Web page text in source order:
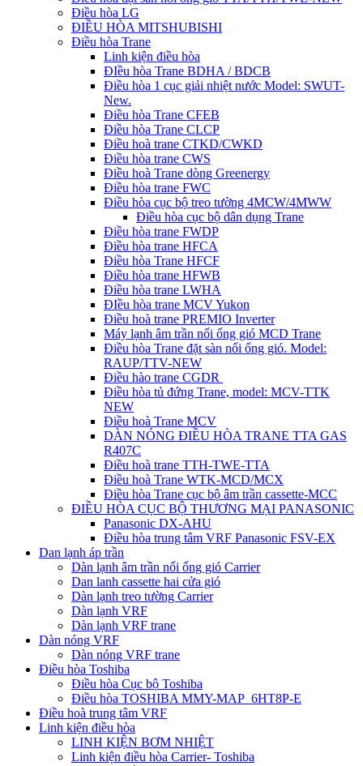
Điều hòa LG
ĐIỀU HÒA MITSHUBISHI
Điều hòa Trane
Linh kiện điều hòa
ĐIều hòa Trane BDHA / BDCB
Điều hòa 1 cục giải nhiệt nước Model: SWUT-
New.
Điều hòa Trane CFEB
Điều hòa Trane CLCP
Điều hoà trane CTKD/CWKD
Điều hòa trane CWS
Điều hoà Trane dòng Greenergy
Điều hòa trane FWC
Điều hòa cục bộ treo tường 4MCW/4MWW
Điều hòa cục bộ dân dụng Trane
Điều hòa trane FWDP
Điều hòa trane HFCA
Điều hòa Trane HFCF
Điều hòa trane HFWB
Điều hòa trane LWHA
ĐIều hòa trane MCV Yukon
Điều hoà trane PREMIO Inverter
Máy lạnh âm trần nối ống gió MCD Trane
Điều hòa Trane đặt sàn nối ống gió. Model:
RAUP/TTV-NEW
Điều hào trane CGDR
Điều hòa tủ đứng Trane, model: MCV-TTK
NEW
Điều hoà Trane MCV
DÀN NÓNG ĐIỀU HÒA TRANE TTA GAS
R407C
Điều hoà trane TTH-TWE-TTA
Điều hoà Trane WTK-MCD/MCX
Điều hòa Trane cục bộ âm trần cassette-MCC
ĐIỀU HÒA CỤC BỘ THƯƠNG MẠI PANASONIC
Panasonic DX-AHU
Điều hòa trung tâm VRF Panasonic FSV-EX
Dan lạnh áp trần
Dàn lạnh âm trần nối ống gió Carrier
Dan lanh cassette hai cửa gió
Dàn lạnh treo tường Carrier
Dàn lạnh VRF
Dàn lạnh VRF trane
Dàn nóng VRF
Dàn nóng VRF trane
Điều hòa Toshiba
Điều hòa Cục bộ Toshiba
Điều hòa TOSHIBA MMY-MAP_6HT8P-E
Điều hoà trung tâm VRF
Linh kiện điều hòa
LINH KIỆN BƠM NHIỆT
Linh kiện điều hòa Carrier- Toshiba